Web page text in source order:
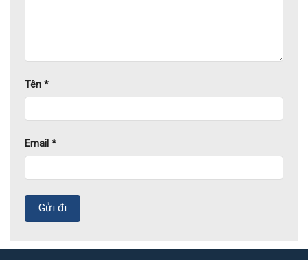
Tên *
Email *